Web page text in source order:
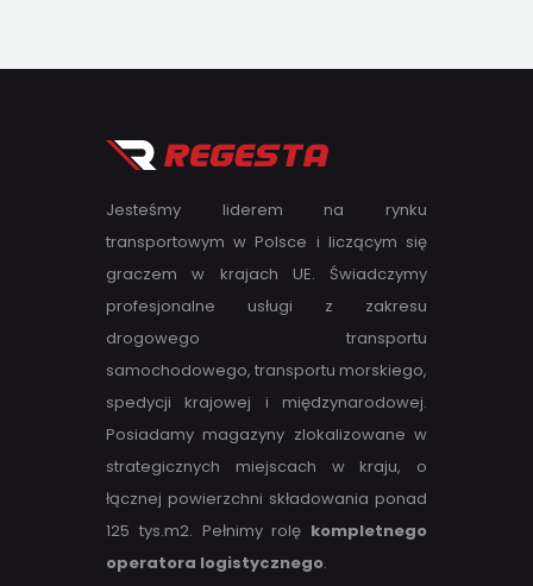
Jesteśmy liderem na rynku
transportowym w Polsce i liczącym się
graczem w krajach UE. Świadczymy
profesjonalne usługi z zakresu
drogowego transportu
samochodowego, transportu morskiego,
spedycji krajowej i międzynarodowej.
Posiadamy magazyny zlokalizowane w
strategicznych miejscach w kraju, o
łącznej powierzchni składowania ponad
125 tys.m2. Pełnimy rolę kompletnego
operatora logistycznego.